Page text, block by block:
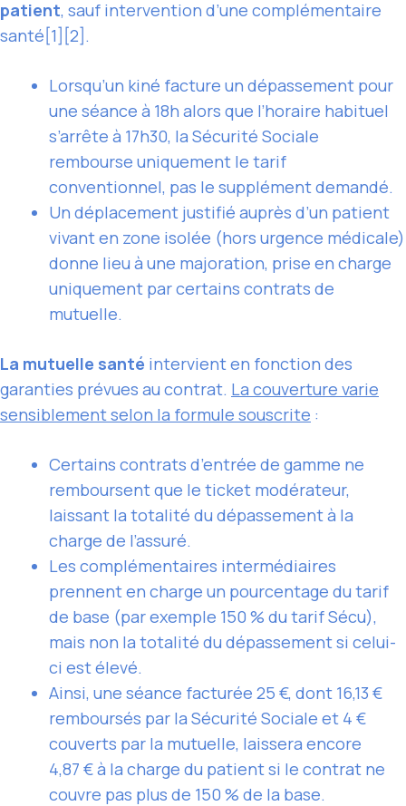
patient, sauf intervention d’une complémentaire
santé[1][2].
Lorsqu’un kiné facture un dépassement pour
une séance à 18h alors que l’horaire habituel
s’arrête à 17h30, la Sécurité Sociale
rembourse uniquement le tarif
conventionnel, pas le supplément demandé.
Un déplacement justifié auprès d’un patient
vivant en zone isolée (hors urgence médicale)
donne lieu à une majoration, prise en charge
uniquement par certains contrats de
mutuelle.
La mutuelle santé intervient en fonction des
garanties prévues au contrat. La couverture varie
sensiblement selon la formule souscrite :
Certains contrats d’entrée de gamme ne
remboursent que le ticket modérateur,
laissant la totalité du dépassement à la
charge de l’assuré.
Les complémentaires intermédiaires
prennent en charge un pourcentage du tarif
de base (par exemple 150 % du tarif Sécu),
mais non la totalité du dépassement si celui-
ci est élevé.
Ainsi, une séance facturée 25 €, dont 16,13 €
remboursés par la Sécurité Sociale et 4 €
couverts par la mutuelle, laissera encore
4,87 € à la charge du patient si le contrat ne
couvre pas plus de 150 % de la base.